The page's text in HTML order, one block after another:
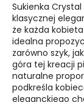
Sukienka Crystal
klasycznej
że każda
idealna
zarówno szyk,
góra tej kreacji
naturalne
podkreśla
eleganckiego